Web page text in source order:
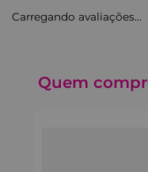
Carregando avaliações…
Quem